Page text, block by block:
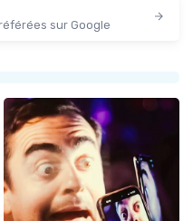
sur Google